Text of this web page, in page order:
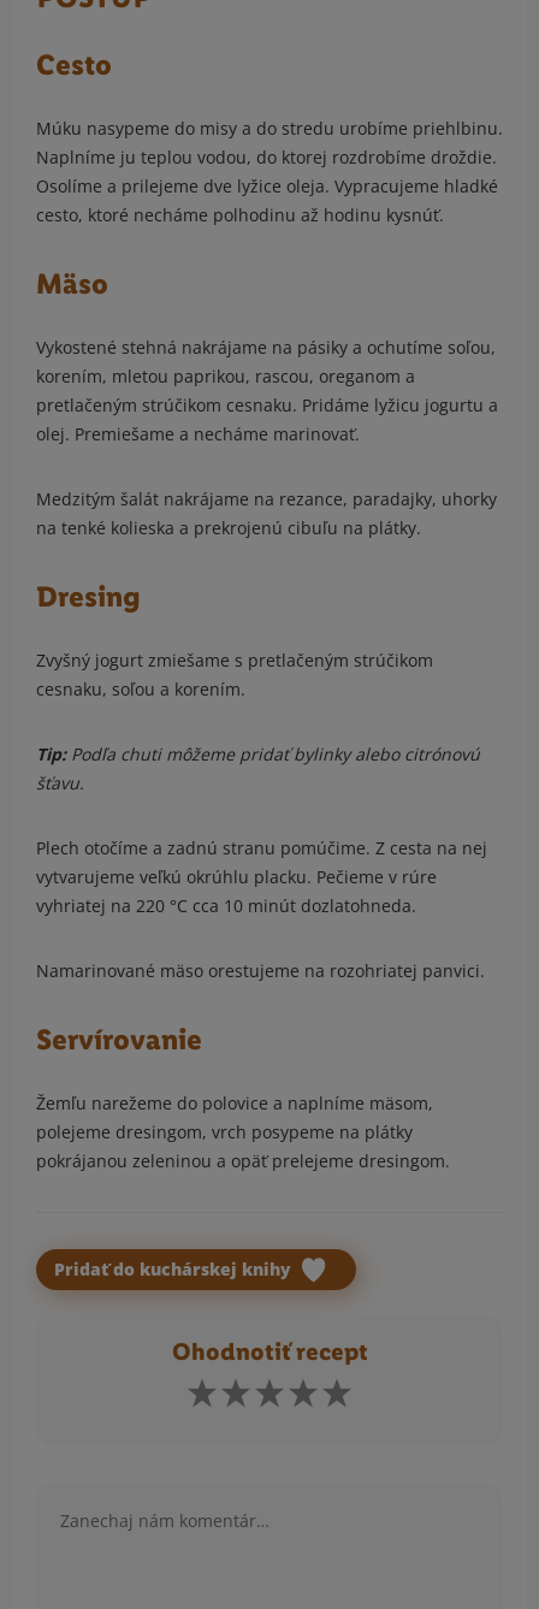
Cesto
Múku nasypeme do misy a do stredu urobíme priehlbinu.
Naplníme ju teplou vodou, do ktorej rozdrobíme droždie.
Osolíme a prilejeme dve lyžice oleja. Vypracujeme hladké
cesto, ktoré necháme polhodinu až hodinu kysnúť.
Mäso
Vykostené stehná nakrájame na pásiky a ochutíme soľou,
korením, mletou paprikou, rascou, oreganom a
pretlačeným strúčikom cesnaku. Pridáme lyžicu jogurtu a
olej. Premiešame a necháme marinovať.
Medzitým šalát nakrájame na rezance, paradajky, uhorky
na tenké kolieska a prekrojenú cibuľu na plátky.
Dresing
Zvyšný jogurt zmiešame s pretlačeným strúčikom
cesnaku, soľou a korením.
Tip:Podľa chuti môžeme pridať bylinky alebo citrónovú
šťavu.
Plech otočíme a zadnú stranu pomúčime. Z cesta na nej
vytvarujeme veľkú okrúhlu placku. Pečieme v rúre
vyhriatej na 220 °C cca 10 minút dozlatohneda.
Namarinované mäso orestujeme na rozohriatej panvici.
Servírovanie
Žemľu narežeme do polovice a naplníme mäsom,
polejeme dresingom, vrch posypeme na plátky
pokrájanou zeleninou a opäť prelejeme dresingom.
Pridať do kuchárskej knihy
Ohodnotiť recept